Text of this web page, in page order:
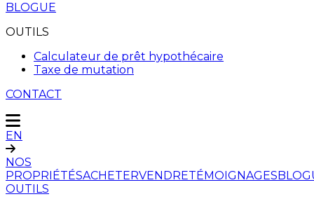
BLOGUE
OUTILS
Calculateur de prêt hypothécaire
Taxe de mutation
CONTACT
EN
NOS
PROPRIÉTÉSACHETERVENDRETÉMOIGNAGES
OUTILS